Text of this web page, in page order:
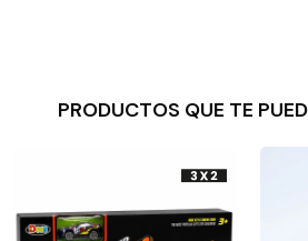
PRODUCTOS QUE TE